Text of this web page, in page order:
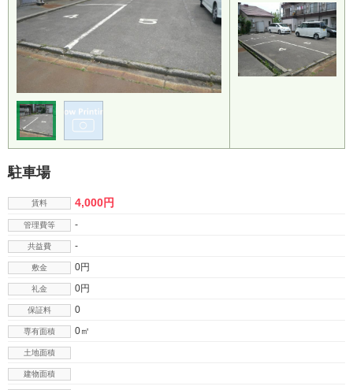
駐車場
賃料 4,000円
管理費等 -
共益費 -
敷金 0円
礼金 0円
保証料 0
専有面積 0㎡
土地面積
建物面積